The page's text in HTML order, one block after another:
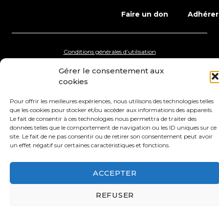
Gérer le consentement aux
cookies
Pour offrir les meilleures expériences, nous utilisons des technologies telles
que les cookies pour stocker et/ou accéder aux informations des appareils.
Le fait de consentir à ces technologies nous permettra de traiter des
données telles que le comportement de navigation ou les ID uniques sur ce
site. Le fait de ne pas consentir ou de retirer son consentement peut avoir
un effet négatif sur certaines caractéristiques et fonctions.
ACCEPTER
REFUSER
Faire un don Adhérer
Conditions générales d’utilisation
Protection des données Mentions légales